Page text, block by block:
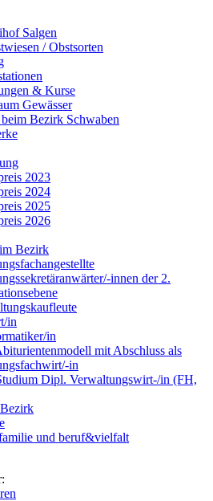
Salgen
/ Obstsorten
& Kurse
Gewässer
Bezirk Schwaben
2023
2024
2025
2026
Bezirk
innen der 2.
in
in
mit Abschluss als
in
Dipl. Verwaltungswirt-/in (FH,
und beruf&vielfalt